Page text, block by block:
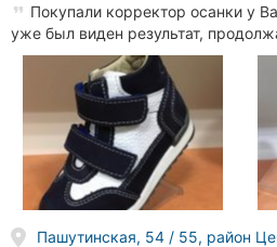
Покупали корректор осанки у
уже был виден результат,
Пашутинская, 54 / 55, район